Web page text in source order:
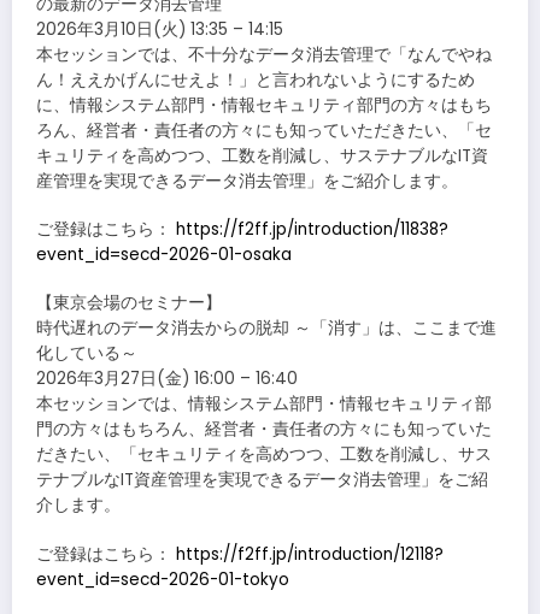
2026年3月10日(火) 13:35 – 14:15
本セッションでは、不十分なデータ消去管理で「なんでやね
ん！ええかげんにせえよ！」と言われないようにするため
に、情報システム部門・情報セキュリティ部門の方々はもち
ろん、経営者・責任者の方々にも知っていただきたい、「セ
キュリティを高めつつ、工数を削減し、サステナブルなIT資
産管理を実現できるデータ消去管理」をご紹介します。
ご登録はこちら： https://f2ff.jp/introduction/11838?
event_id=secd-2026-01-osaka
【東京会場のセミナー】
時代遅れのデータ消去からの脱却 ～「消す」は、ここまで進
化している～
2026年3月27日(金) 16:00 – 16:40
本セッションでは、情報システム部門・情報セキュリティ部
門の方々はもちろん、経営者・責任者の方々にも知っていた
だきたい、「セキュリティを高めつつ、工数を削減し、サス
テナブルなIT資産管理を実現できるデータ消去管理」をご紹
介します。
ご登録はこちら： https://f2ff.jp/introduction/12118?
event_id=secd-2026-01-tokyo